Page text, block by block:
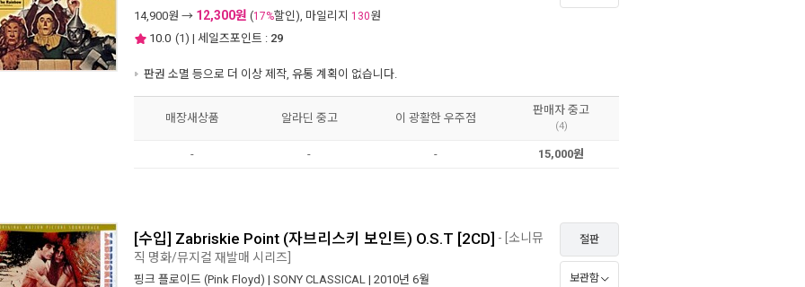
14,900원 → 12,300원 (17%할인), 마일리지 130원
10.0 (1) | 세일즈포인트 : 29
판권 소멸 등으로 더 이상 제작, 유통 계획이 없습니다.
매장새상품 알라딘 중고 이 광활한 우주점
판매자 중고
(4)
- - - 15,000원
[수입] Zabriskie Point (자브리스키 보인트) O.S.T [2CD] - [소니뮤
직 명화/뮤지컬 재발매 시리즈]
핑크 플로이드 (Pink Floyd) | SONY CLASSICAL | 2010년 6월
절판
보관함